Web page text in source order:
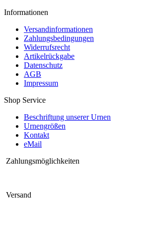
Informationen
Versandinformationen
Zahlungsbedingungen
Widerrufsrecht
Artikelrückgabe
Datenschutz
AGB
Impressum
Shop Service
Beschriftung unserer Urnen
Urnengrößen
Kontakt
eMail
Zahlungsmöglichkeiten
Versand